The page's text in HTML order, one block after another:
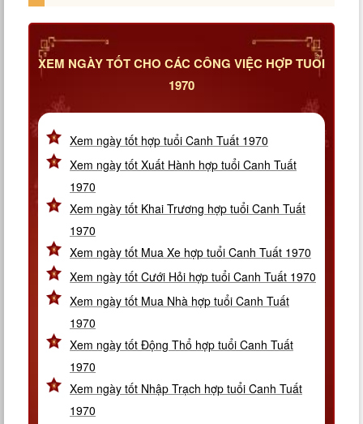
XEM NGÀY TỐT CHO CÁC CÔNG VIỆC HỢP TUỔI
1970
Xem ngày tốt hợp tuổi Canh Tuất 1970
Xem ngày tốt Xuất Hành hợp tuổi Canh Tuất
1970
Xem ngày tốt Khai Trương hợp tuổi Canh Tuất
1970
Xem ngày tốt Mua Xe hợp tuổi Canh Tuất 1970
Xem ngày tốt Cưới Hỏi hợp tuổi Canh Tuất 1970
Xem ngày tốt Mua Nhà hợp tuổi Canh Tuất
1970
Xem ngày tốt Động Thổ hợp tuổi Canh Tuất
1970
Xem ngày tốt Nhập Trạch hợp tuổi Canh Tuất
1970